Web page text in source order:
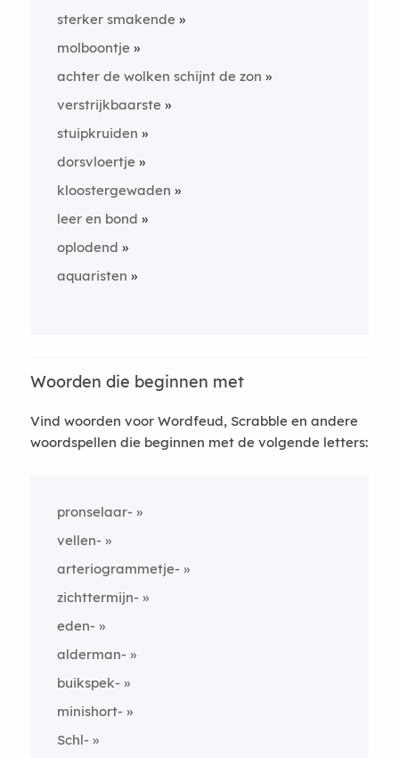
sterker smakende
molboontje
achter de wolken schijnt de zon
verstrijkbaarste
stuipkruiden
dorsvloertje
kloostergewaden
leer en bond
oplodend
aquaristen
Woorden die beginnen met
Vind woorden voor Wordfeud, Scrabble en andere
woordspellen die beginnen met de volgende letters:
pronselaar-
vellen-
arteriogrammetje-
zichttermijn-
eden-
alderman-
buikspek-
minishort-
Schl-